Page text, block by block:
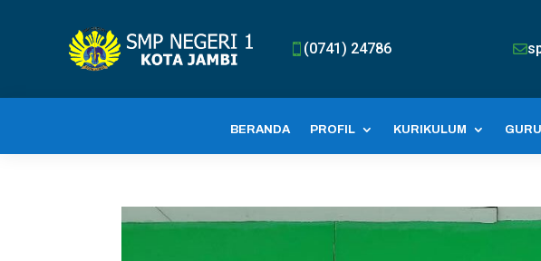
 (0741) 24786 
BERANDA PROFIL KURIKULUM